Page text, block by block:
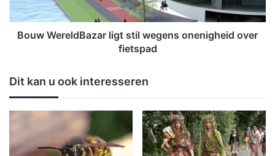
1
t
i
e
N
l
a
r
l
t
Bouw WereldBazar ligt stil wegens onenigheid over
fietspad
Dit kan u ook interesseren